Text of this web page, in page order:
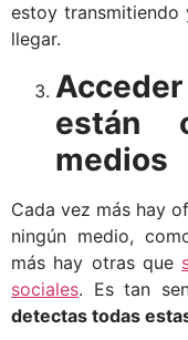
estoy transmitiendo
llegar.
están
medios
Cada vez más hay
ningún medio,
más hay otras que
sociales. Es tan
detectas todas